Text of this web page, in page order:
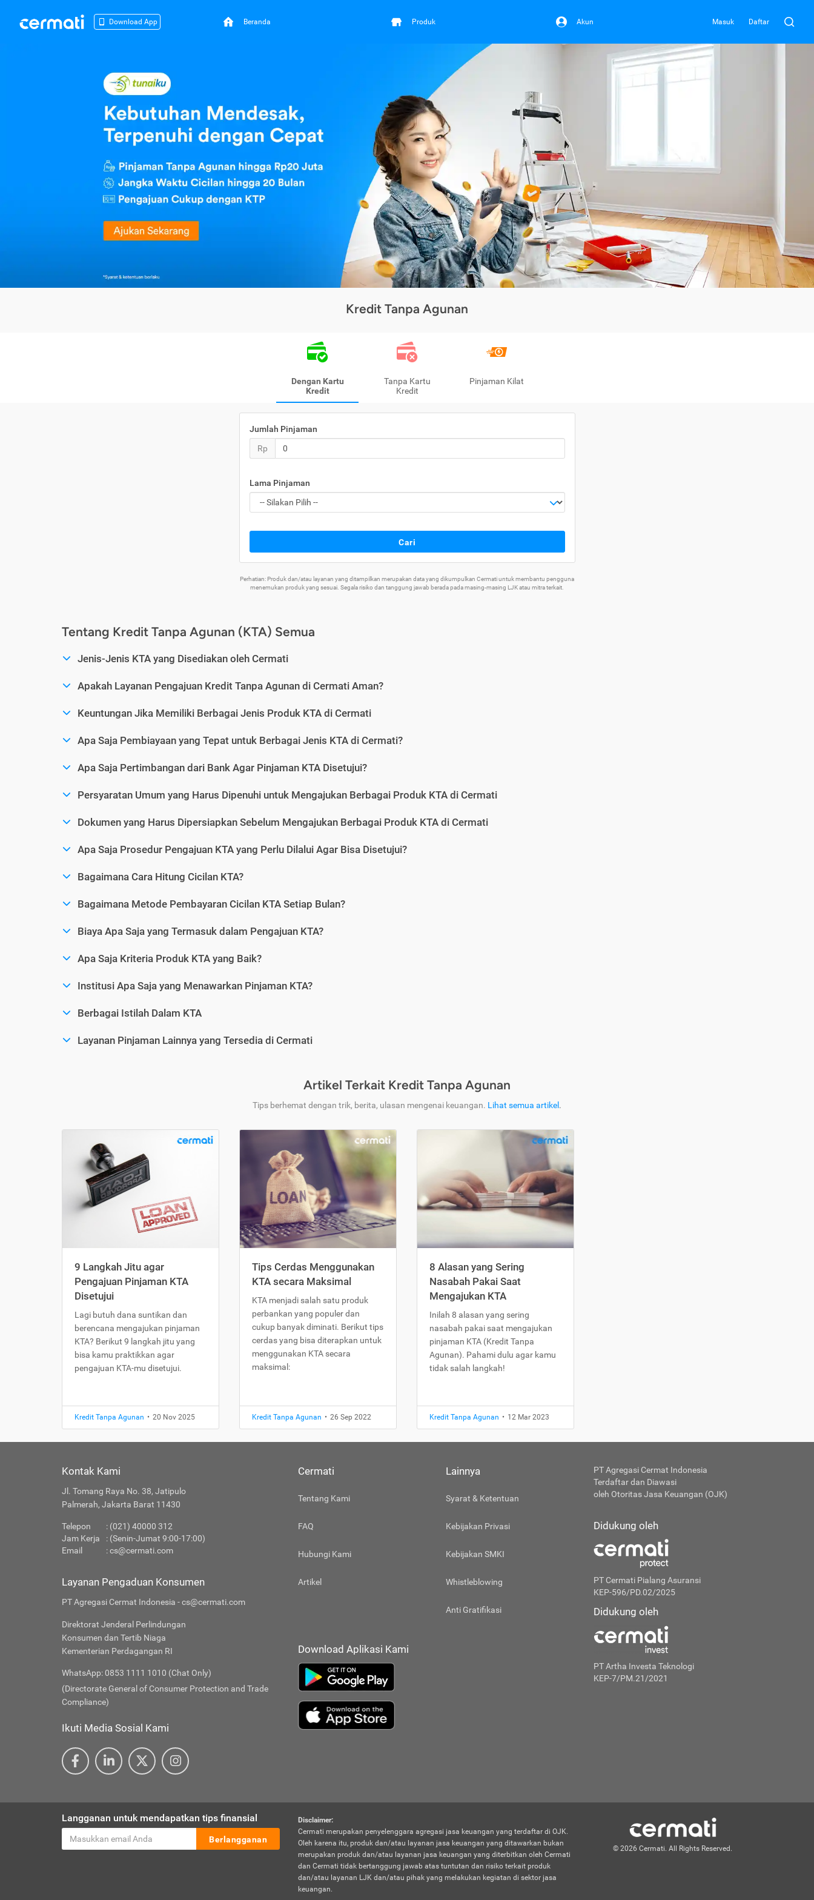
Download App Beranda Produk Akun Masuk Daftar
Kredit Tanpa Agunan
Dengan Kartu
Kredit
Tanpa Kartu
Kredit
Pinjaman Kilat
Jumlah Pinjaman
Rp
Lama Pinjaman
Cari
Perhatian: Produk dan/atau layanan yang ditampilkan merupakan data yang dikumpulkan Cermati untuk membantu pengguna
menemukan produk yang sesuai. Segala risiko dan tanggung jawab berada pada masing-masing LJK atau mitra terkait.
Tentang Kredit Tanpa Agunan (KTA) Semua
Jenis-Jenis KTA yang Disediakan oleh Cermati
Apakah Layanan Pengajuan Kredit Tanpa Agunan di Cermati Aman?
Keuntungan Jika Memiliki Berbagai Jenis Produk KTA di Cermati
Apa Saja Pembiayaan yang Tepat untuk Berbagai Jenis KTA di Cermati?
Apa Saja Pertimbangan dari Bank Agar Pinjaman KTA Disetujui?
Persyaratan Umum yang Harus Dipenuhi untuk Mengajukan Berbagai Produk KTA di Cermati
Dokumen yang Harus Dipersiapkan Sebelum Mengajukan Berbagai Produk KTA di Cermati
Apa Saja Prosedur Pengajuan KTA yang Perlu Dilalui Agar Bisa Disetujui?
Bagaimana Cara Hitung Cicilan KTA?
Bagaimana Metode Pembayaran Cicilan KTA Setiap Bulan?
Biaya Apa Saja yang Termasuk dalam Pengajuan KTA?
Apa Saja Kriteria Produk KTA yang Baik?
Institusi Apa Saja yang Menawarkan Pinjaman KTA?
Berbagai Istilah Dalam KTA
Layanan Pinjaman Lainnya yang Tersedia di Cermati
Artikel Terkait Kredit Tanpa Agunan
Tips berhemat dengan trik, berita, ulasan mengenai keuangan. Lihat semua artikel .
9 Langkah Jitu agar
Pengajuan Pinjaman KTA
Disetujui
Lagi butuh dana suntikan dan
berencana mengajukan pinjaman
KTA? Berikut 9 langkah jitu yang
bisa kamu praktikkan agar
pengajuan KTA-mu disetujui.
Kredit Tanpa Agunan • 20 Nov 2025
Tips Cerdas Menggunakan
KTA secara Maksimal
KTA menjadi salah satu produk
perbankan yang populer dan
cukup banyak diminati. Berikut tips
cerdas yang bisa diterapkan untuk
menggunakan KTA secara
maksimal:
Kredit Tanpa Agunan • 26 Sep 2022
8 Alasan yang Sering
Nasabah Pakai Saat
Mengajukan KTA
Inilah 8 alasan yang sering
nasabah pakai saat mengajukan
pinjaman KTA (Kredit Tanpa
Agunan). Pahami dulu agar kamu
tidak salah langkah!
Kredit Tanpa Agunan • 12 Mar 2023
Kontak Kami
Jl. Tomang Raya No. 38, Jatipulo
Palmerah, Jakarta Barat 11430
Telepon
: (021) 40000 312
Jam Kerja
: (Senin-Jumat 9:00-17:00)
Email
:cs@cermati.com
Layanan Pengaduan Konsumen
PT Agregasi Cermat Indonesia - cs@cermati.com
Direktorat Jenderal Perlindungan
Konsumen dan Tertib Niaga
Kementerian Perdagangan RI
WhatsApp: 0853 1111 1010 (Chat Only)
(Directorate General of Consumer Protection and Trade
Compliance)
Ikuti Media Sosial Kami
Cermati
Tentang Kami
FAQ
Hubungi Kami
Artikel
Lainnya
Syarat & Ketentuan
Kebijakan Privasi
Kebijakan SMKI
Whistleblowing
Anti Gratifikasi
Download Aplikasi Kami
PT Agregasi Cermat Indonesia
Terdaftar dan Diawasi
oleh Otoritas Jasa Keuangan (OJK)
Didukung oleh
PT Cermati Pialang Asuransi
KEP-596/PD.02/2025
Didukung oleh
PT Artha Investa Teknologi
KEP-7/PM.21/2021
Langganan untuk mendapatkan tips finansial
Berlangganan
Disclaimer:
Cermati merupakan penyelenggara agregasi jasa keuangan yang terdaftar di OJK.
Oleh karena itu, produk dan/atau layanan jasa keuangan yang ditawarkan bukan
merupakan produk dan/atau layanan jasa keuangan yang diterbitkan oleh Cermati
dan Cermati tidak bertanggung jawab atas tuntutan dan risiko terkait produk
dan/atau layanan LJK dan/atau pihak yang melakukan kegiatan di sektor jasa
keuangan.
© 2026 Cermati. All Rights Reserved.